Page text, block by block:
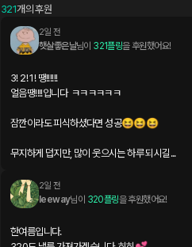
321개의 후원
2일 전
햇살좋은날님이 321플링을 후원했어요!
3! 2! 1! 땡!!!!!!
얼음땡!!!!입니다  ㅋㅋㅋㅋㅋㅋ
잠깐이라도 피식하셨다면 성공😆😆😆
무지하게 덥지만, 많이 웃으시는 하루 되시길...
2일 전
leeway님이 320플링을 후원했어요!
한여름입니다.